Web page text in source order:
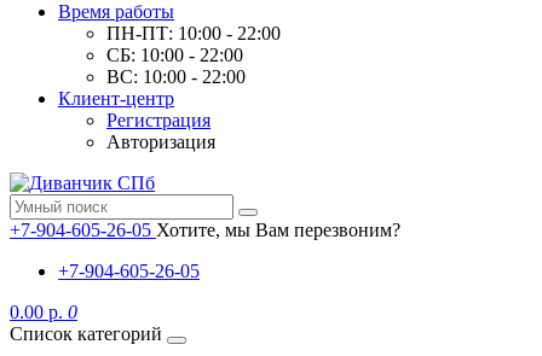
Время работы
ПН-ПТ: 10:00 - 22:00
СБ: 10:00 - 22:00
ВС: 10:00 - 22:00
Клиент-центр
Регистрация
Авторизация
+7-904-605-26-05 Хотите, мы Вам перезвоним?
+7-904-605-26-05
0.00 р. 0
Список категорий